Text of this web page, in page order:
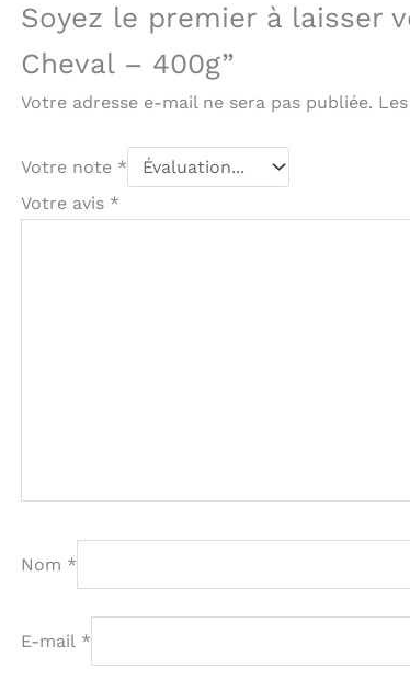
Soyez le premier à laisser
Cheval – 400g”
Votre adresse e-mail ne sera pas publiée.
Votre note *
Votre avis *
Nom *
E-mail *